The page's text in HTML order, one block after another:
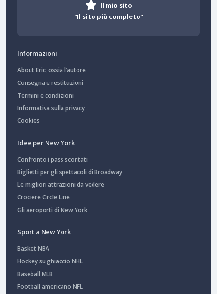
Il mio sito
"Il sito più completo"
Informazioni
About Eric, ossia l’autore
Consegna e restituzioni
Termini e condizioni
Informativa sulla privacy
Cookies
Idee per New York
Confronto i pass scontati
Biglietti per gli spettacoli di Broadway
Le migliori attrazioni da vedere
Crociere Circle Line
Gli aeroporti di New York
Sport a New York
Basket NBA
Hockey su ghiaccio NHL
Baseball MLB
Football americano NFL